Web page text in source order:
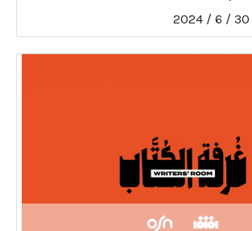
30 / 6 / 2024